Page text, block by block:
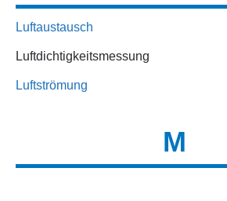
Luftaustausch
Luftdichtigkeitsmessung
Luftströmung
M